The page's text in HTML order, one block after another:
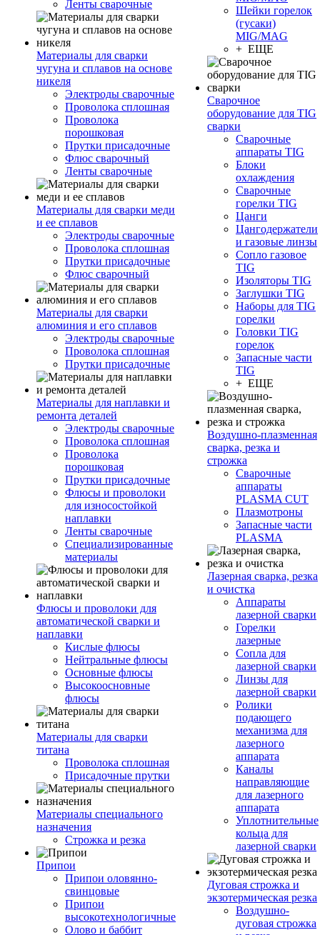
Ленты сварочные
Материалы для сварки
чугуна и сплавов на основе
никеля
Электроды сварочные
Проволока сплошная
Проволока
порошковая
Прутки присадочные
Флюс сварочный
Ленты сварочные
Материалы для сварки меди
и ее сплавов
Электроды сварочные
Проволока сплошная
Прутки присадочные
Флюс сварочный
Материалы для сварки
алюминия и его сплавов
Электроды сварочные
Проволока сплошная
Прутки присадочные
Материалы для наплавки и
ремонта деталей
Электроды сварочные
Проволока сплошная
Проволока
порошковая
Прутки присадочные
Флюсы и проволоки
для износостойкой
наплавки
Ленты сварочные
Специализированные
материалы
Флюсы и проволоки для
автоматической сварки и
наплавки
Кислые флюсы
Нейтральные флюсы
Основные флюсы
Высокоосновные
флюсы
Материалы для сварки
титана
Проволока сплошная
Присадочные прутки
Материалы специального
назначения
Строжка и резка
Припои
Припои оловянно-
свинцовые
Припои
высокотехнологичные
Олово и баббит
Шейки горелок
(гусаки)
MIG/MAG
+ ЕЩЕ
Сварочное
оборудование для TIG
сварки
Сварочные
аппараты TIG
Блоки
охлаждения
Сварочные
горелки TIG
Цанги
Цангодержатели
и газовые линзы
Сопло газовое
TIG
Изоляторы TIG
Заглушки TIG
Наборы для TIG
горелки
Головки TIG
горелок
Запасные части
TIG
+ ЕЩЕ
Воздушно-плазменная
сварка, резка и
строжка
Сварочные
аппараты
PLASMA CUT
Плазмотроны
Запасные части
PLASMA
Лазерная сварка, резка
и очистка
Аппараты
лазерной сварки
Горелки
лазерные
Сопла для
лазерной сварки
Линзы для
лазерной сварки
Ролики
подающего
механизма для
лазерного
аппарата
Каналы
направляющие
для лазерного
аппарата
Уплотнительные
кольца для
лазерной сварки
Дуговая строжка и
экзотермическая резка
Воздушно-
дуговая строжка